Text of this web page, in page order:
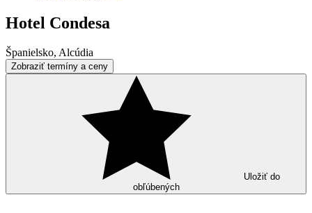
Hotel Condesa
Španielsko, Alcúdia
Zobraziť termíny a ceny
Uložiť do
obľúbených